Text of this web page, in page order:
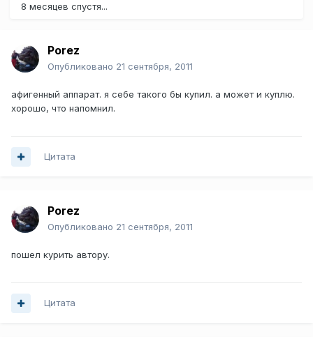
8 месяцев спустя...
Porez
Опубликовано 21 сентября, 2011
афигенный аппарат. я себе такого бы купил. а может и куплю.
хорошо, что напомнил.
Цитата
Porez
Опубликовано 21 сентября, 2011
пошел курить автору.
Цитата